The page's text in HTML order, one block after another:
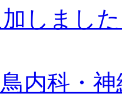
しまし
内科・神